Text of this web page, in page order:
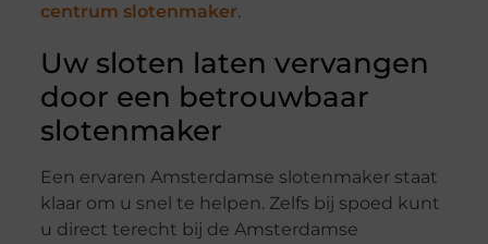
centrum slotenmaker.
Uw sloten laten vervangen
door een betrouwbaar
slotenmaker
Een ervaren Amsterdamse slotenmaker staat
klaar om u snel te helpen. Zelfs bij spoed kunt
u direct terecht bij de Amsterdamse